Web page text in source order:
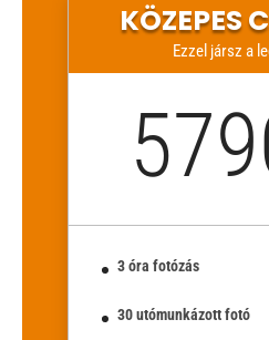
KÖZEPES
Ezzel jársz a
3 óra fotózás
30 utómunkázott fotó